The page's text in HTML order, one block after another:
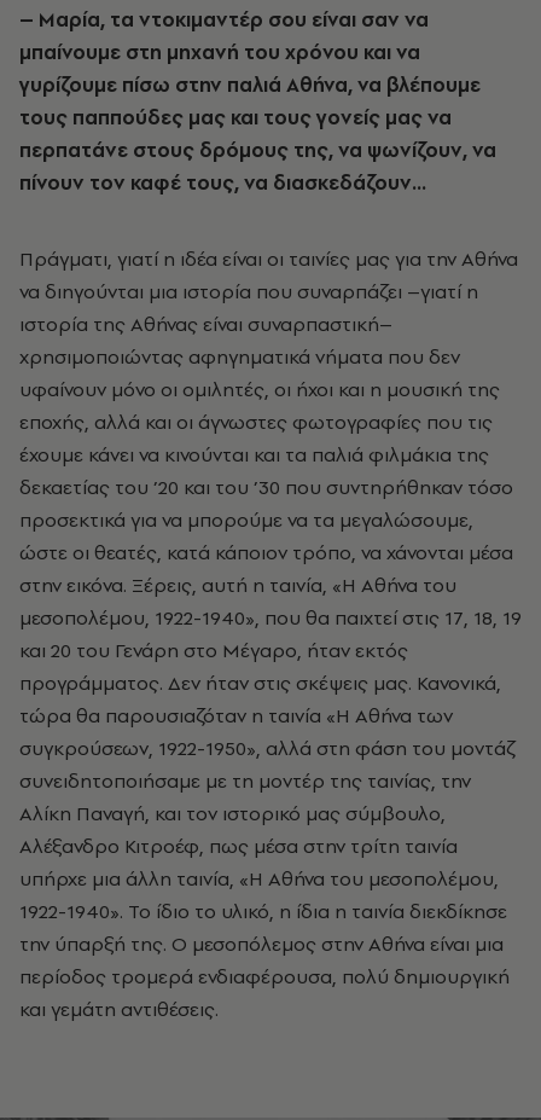
– Μαρία, τα ντοκιμαντέρ σου είναι σαν να
μπαίνουμε στη μηχανή του χρόνου και να
γυρίζουμε πίσω στην παλιά Αθήνα, να βλέπουμε
τους παππούδες μας και τους γονείς μας να
περπατάνε στους δρόμους της, να ψωνίζουν, να
πίνουν τον καφέ τους, να διασκεδάζουν…
Πράγματι, γιατί η ιδέα είναι οι ταινίες μας για την Αθήνα
να διηγούνται μια ιστορία που συναρπάζει –γιατί η
ιστορία της Αθήνας είναι συναρπαστική–
χρησιμοποιώντας αφηγηματικά νήματα που δεν
υφαίνουν μόνο οι ομιλητές, οι ήχοι και η μουσική της
εποχής, αλλά και οι άγνωστες φωτογραφίες που τις
έχουμε κάνει να κινούνται και τα παλιά φιλμάκια της
δεκαετίας του ’20 και του ’30 που συντηρήθηκαν τόσο
προσεκτικά για να μπορούμε να τα μεγαλώσουμε,
ώστε οι θεατές, κατά κάποιον τρόπο, να χάνονται μέσα
στην εικόνα. Ξέρεις, αυτή η ταινία, «Η Αθήνα του
μεσοπολέμου, 1922-1940», που θα παιχτεί στις 17, 18, 19
και 20 του Γενάρη στο Μέγαρο, ήταν εκτός
προγράμματος. Δεν ήταν στις σκέψεις μας. Κανονικά,
τώρα θα παρουσιαζόταν η ταινία «Η Αθήνα των
συγκρούσεων, 1922-1950», αλλά στη φάση του μοντάζ
συνειδητοποιήσαμε με τη μοντέρ της ταινίας, την
Αλίκη Παναγή, και τον ιστορικό μας σύμβουλο,
Αλέξανδρο Κιτροέφ, πως μέσα στην τρίτη ταινία
υπήρχε μια άλλη ταινία, «Η Αθήνα του μεσοπολέμου,
1922-1940». Το ίδιο το υλικό, η ίδια η ταινία διεκδίκησε
την ύπαρξή της. Ο μεσοπόλεμος στην Αθήνα είναι μια
περίοδος τρομερά ενδιαφέρουσα, πολύ δημιουργική
και γεμάτη αντιθέσεις.